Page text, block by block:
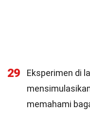
29
Eksperimen di
memahami